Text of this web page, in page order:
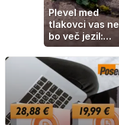
Plevel med
tlakovci vas ne
bo več jezil:
pomagajo vam
stvari, ki jih
imate v kuhinji